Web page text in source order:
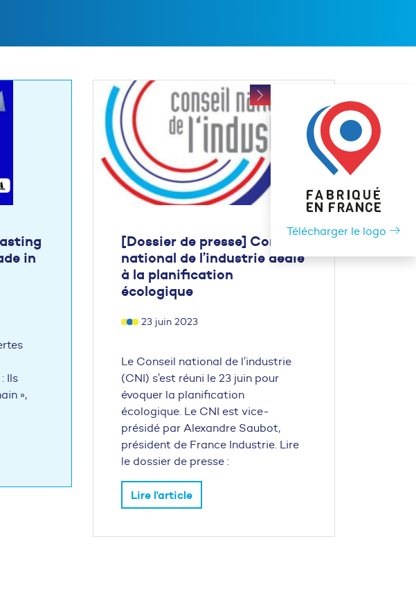
in
Ils
»,
[Dossier de presse] Conseil
national de l’industrie dédié
à la planification
écologique
23 juin 2023
Le Conseil national de l’industrie
(CNI) s’est réuni le 23 juin pour
évoquer la planification
écologique. Le CNI est vice-
présidé par Alexandre Saubot,
président de France Industrie. Lire
le dossier de presse :
Lire l'article
Télécharger le logo